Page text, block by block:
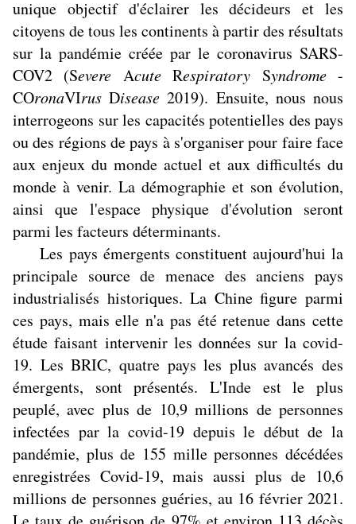
unique objectif d'éclairer les décideurs et les
citoyens de tous les continents à partir des résultats
sur la pandémie créée par le coronavirus SARS-
COV2 (Severe AcuteRespiratory Syndrome-
COronaVIrus Disease 2019). Ensuite, nous nous
interrogeons sur les capacités potentielles des pays
ou des régions de pays à s'organiser pour faire face
aux enjeux du monde actuel et aux difficultés du
monde à venir. La démographie et son évolution,
ainsi que l'espace physique d'évolution seront
parmi les facteurs déterminants.
Les pays émergents constituent aujourd'hui la
principale source de menace des anciens pays
industrialisés historiques. La Chine figure parmi
ces pays, mais elle n'a pas été retenue dans cette
étude faisant intervenir les données sur la covid-
19. Les BRIC, quatre pays les plus avancés des
émergents, sont présentés. L'Inde est le plus
peuplé, avec plus de 10,9 millions de personnes
infectées par la covid-19 depuis le début de la
pandémie, plus de 155 mille personnes décédées
enregistrées Covid-19, mais aussi plus de 10,6
millions de personnes guéries, au 16 février 2021.